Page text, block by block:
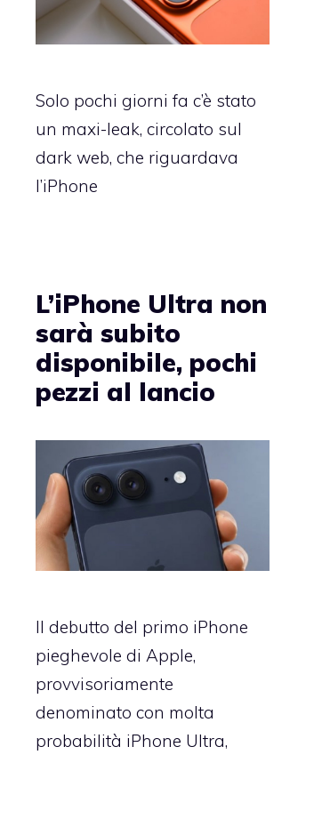
Solo pochi giorni fa c’è stato
un maxi-leak, circolato sul
dark web, che riguardava
l’iPhone
L’iPhone Ultra non
sarà subito
disponibile, pochi
pezzi al lancio
Il debutto del primo iPhone
pieghevole di Apple,
provvisoriamente
denominato con molta
probabilità iPhone Ultra,